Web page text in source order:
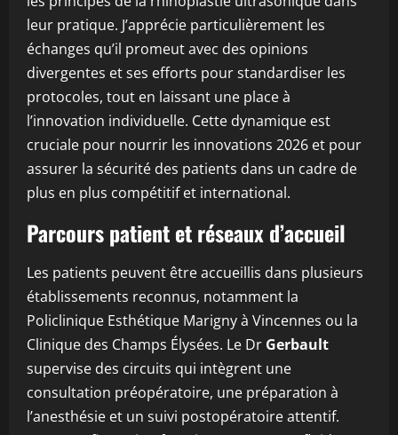
leur pratique. J’apprécie particulièrement les
échanges qu’il promeut avec des opinions
divergentes et ses efforts pour standardiser les
protocoles, tout en laissant une place à
l’innovation individuelle. Cette dynamique est
cruciale pour nourrir les innovations 2026 et pour
assurer la sécurité des patients dans un cadre de
plus en plus compétitif et international.
Parcours patient et réseaux d’accueil
Les patients peuvent être accueillis dans plusieurs
établissements reconnus, notamment la
Policlinique Esthétique Marigny à Vincennes ou la
Clinique des Champs Élysées. Le Dr Gerbault
supervise des circuits qui intègrent une
consultation préopératoire, une préparation à
l’anesthésie et un suivi postopératoire attentif.